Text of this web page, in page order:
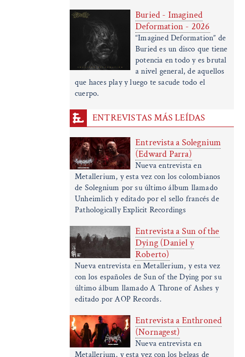
Buried - Imagined
Deformation - 2026
“Imagined Deformation” de
Buried es un disco que tiene
potencia en todo y es brutal
a nivel general, de aquellos
que haces play y luego te sacude todo el
cuerpo.
ENTREVISTAS MÁS LEÍDAS
Entrevista a Solegnium
(Edward Parra)
Nueva entrevista en
Metallerium, y esta vez con los colombianos
de Solegnium por su último álbum llamado
Unheimlich y editado por el sello francés de
Pathologically Explicit Recordings
Entrevista a Sun of the
Dying (Daniel y
Roberto)
Nueva entrevista en Metallerium, y esta vez
con los españoles de Sun of the Dying por su
último álbum llamado A Throne of Ashes y
editado por AOP Records.
Entrevista a Enthroned
(Nornagest)
Nueva entrevista en
Metallerium, y esta vez con los belgas de